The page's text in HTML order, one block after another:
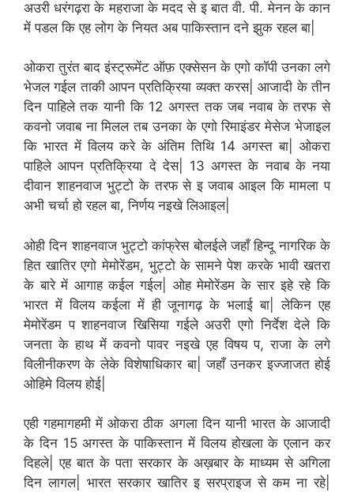
अउरी धरंगढ़रा के महराजा के मदद से इ बात वी. पी. मेनन के कान
में पडल कि एह लोग के नियत अब पाकिस्तान दने झुक रहल बा|
ओकरा तुरंत बाद इंस्ट्रूमेंट ऑफ़ एक्सेसन के एगो कॉपी उनका लगे
भेजल गईल ताकी आपन प्रतिक्रिया व्यक्त करस| आजादी के तीन
दिन पाहिले तक यानी कि 12 अगस्त तक जब नवाब के तरफ से
कवनो जवाब ना मिलल तब उनका के एगो रिमाइंडर मेसेज भेजाइल
कि भारत में विलय करे के अंतिम तिथि 14 अगस्त बा| ओकरा
पाहिले आपन प्रतिक्रिया दे देस| 13 अगस्त के नवाब के नया
दीवान शाहनवाज भुट्टो के तरफ से इ जवाब आइल कि मामला प
अभी चर्चा हो रहल बा, निर्णय नइखे लिआइल|
ओही दिन शाहनवाज भुट्टो कांफ्रेस बोलईले जहाँ हिन्दू नागरिक के
हित खातिर एगो मेमोरेंडम, भुट्टो के सामने पेश करके भावी खतरा
के बारे में आगाह कईल गईल| ओह मेमोरेंडम के सार इहे रहे कि
भारत में विलय कईला में ही जूनागढ़ के भलाई बा| लेकिन एह
मेमोरेंडम प शाहनवाज खिसिया गईले अउरी एगो निर्देश देले कि
जनता के हाथ में कवनो पावर नइखे एह विषय प, राजा के लगे
विलीनीकरण के लेके विशेषाधिकार बा| जहाँ उनकर इज्जाजत होई
ओहिमे विलय होई|
एही गहमागहमी में ओकरा ठीक अगला दिन यानी भारत के आजादी
के दिन 15 अगस्त के पाकिस्तान में विलय होखला के एलान कर
दिहले| एह बात के पता सरकार के अख़बार के माध्यम से अगिला
दिन लागल| भारत सरकार खातिर इ सरप्राइज से कम ना रहे|